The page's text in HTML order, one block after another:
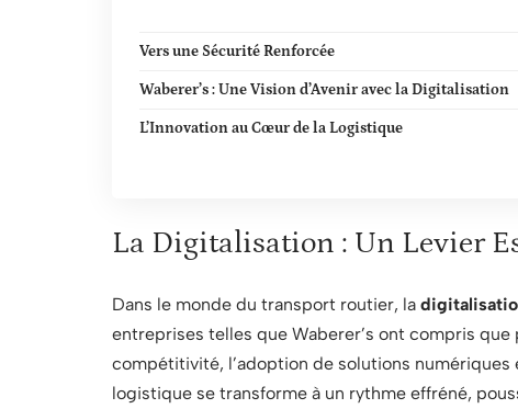
Vers une Sécurité Renforcée
Waberer’s : Une Vision d’Avenir avec la Digitalisation
L’Innovation au Cœur de la Logistique
La Digitalisation : Un Levier
Dans le monde du transport routier, la
entreprises telles que Waberer’s ont compris que
compétitivité, l’adoption de solutions numériques
logistique se transforme à un rythme effréné,